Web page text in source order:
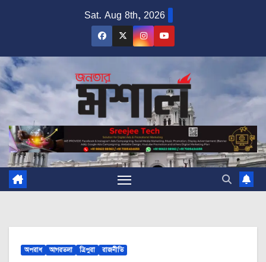
Sat. Aug 8th, 2026
অপরাধ আগরতলা ত্রিপুরা রাজনীতি